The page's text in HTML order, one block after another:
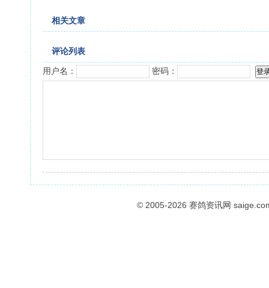
相关文章
评论列表
用户名： 密码：
© 2005-2026 赛鸽资讯网